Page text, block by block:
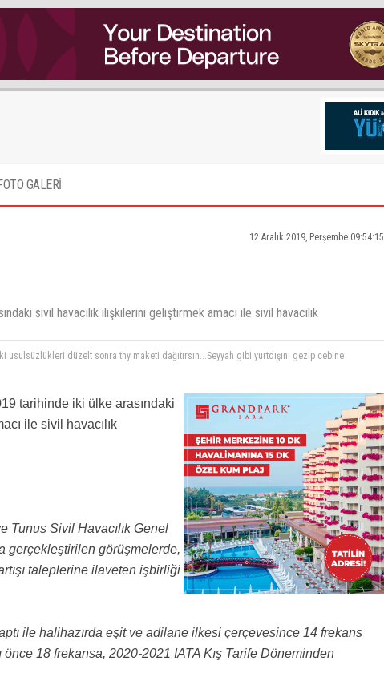
GALERİ
12 Aralık 2019, Perşembe 09:54:15
sivil havacılık ilişkilerini geliştirmek amacı ile sivil havacılık
düzelt sonra thy maketi dağıtırsın...Seyyah gibi yurtdışını gezip cebine
tarihinde iki ülke arasındaki
ile sivil havacılık
Tunus Sivil Havacılık Genel
gerçekleştirilen görüşmelerde,
taleplerine ilaveten işbirliği
ile halihazırda eşit ve adilane ilkesi çerçevesince 14 frekans
18 frekansa, 2020-2021 IATA Kış Tarife Döneminden